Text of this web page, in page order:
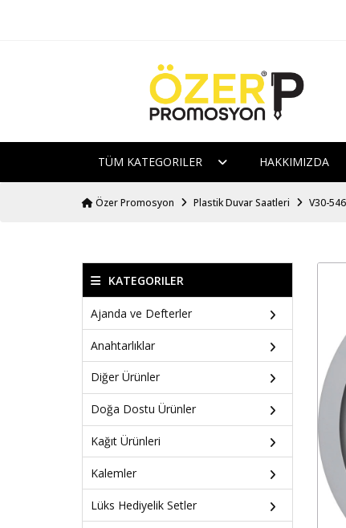
TÜM KATEGORILER HAKKIMIZDA
Özer Promosyon Plastik Duvar Saatleri V30-
KATEGORILER
Ajanda ve Defterler
Anahtarlıklar
Diğer Ürünler
Doğa Dostu Ürünler
Kağıt Ürünleri
Kalemler
Lüks Hediyelik Setler